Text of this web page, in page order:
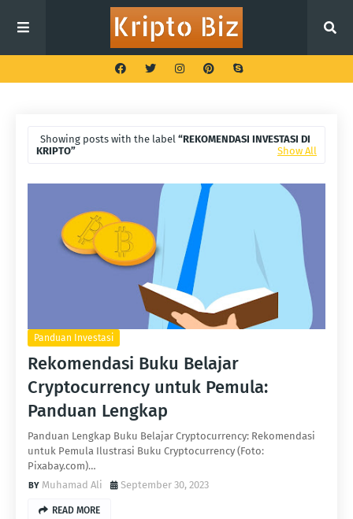
Showing posts with the label REKOMENDASI INVESTASI DI
KRIPTO
Show All
Panduan Investasi
Rekomendasi Buku Belajar
Cryptocurrency untuk Pemula:
Panduan Lengkap
Panduan Lengkap Buku Belajar Cryptocurrency: Rekomendasi
untuk Pemula Ilustrasi Buku Cryptocurrency (Foto:
Pixabay.com)…
Muhamad Ali
September 30, 2023
READ MORE